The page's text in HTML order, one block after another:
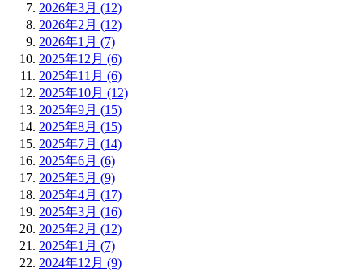
2026年3月 (12)
2026年2月 (12)
2026年1月 (7)
2025年12月 (6)
2025年11月 (6)
2025年10月 (12)
2025年9月 (15)
2025年8月 (15)
2025年7月 (14)
2025年6月 (6)
2025年5月 (9)
2025年4月 (17)
2025年3月 (16)
2025年2月 (12)
2025年1月 (7)
2024年12月 (9)